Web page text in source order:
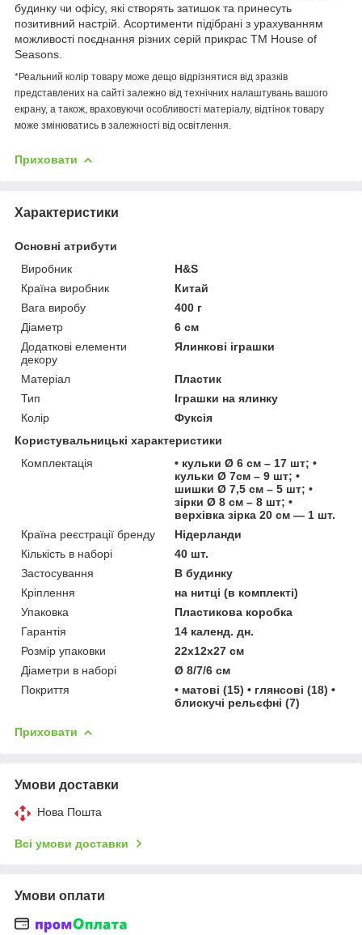
будинку чи офісу, які створять затишок та принесуть
позитивний настрій. Асортименти підібрані з урахуванням
можливості поєднання різних серій прикрас ТМ House of
Seasons.
*Реальний колір товару може дещо відрізнятися від зразків
представлених на сайті залежно від технічних налаштувань вашого
екрану, а також, враховуючи особливості матеріалу, відтінок товару
може змінюватись в залежності від освітлення.
Приховати
Характеристики
Основні атрибути
Виробник
H&S
Країна виробник
Китай
Вага виробу
400 г
Діаметр
6 см
Додаткові елементи
декору
Ялинкові іграшки
Матеріал
Пластик
Тип
Іграшки на ялинку
Колір
Фуксія
Користувальницькі характеристики
Комплектація
• кульки Ø 6 см – 17 шт; •
кульки Ø 7см – 9 шт; •
шишки Ø 7,5 см – 5 шт; •
зірки Ø 8 см – 8 шт; •
верхівка зірка 20 см — 1 шт.
Країна реєстрації бренду
Нідерланди
Кількість в наборі
40 шт.
Застосування
В будинку
Кріплення
на нитці (в комплекті)
Упаковка
Пластикова коробка
Гарантія
14 календ. дн.
Розмір упаковки
22х12х27 см
Діаметри в наборі
Ø 8/7/6 см
Покриття
• матові (15) • глянсові (18) •
блискучі рельєфні (7)
Приховати
Умови доставки
Нова Пошта
Всі умови доставки
Умови оплати